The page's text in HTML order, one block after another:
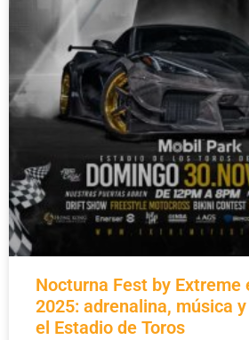
Nocturna Fest by Extreme
2025: adrenalina, música
el Estadio de Toros